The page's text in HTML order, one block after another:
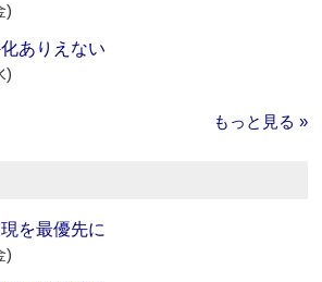
)
ありえない
)
もっと見る »
を最優先に
)